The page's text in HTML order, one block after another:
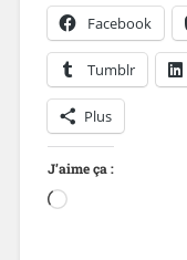
Facebook
Tumblr
Plus
J’aime ça :